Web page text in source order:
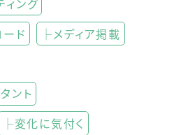
ド
├メディア掲載
ント
├変化に気付く